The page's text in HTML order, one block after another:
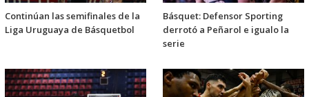
Continúan las semifinales de la
Liga Uruguaya de Básquetbol
Básquet: Defensor Sporting
derrotó a Peñarol e igualo la
serie